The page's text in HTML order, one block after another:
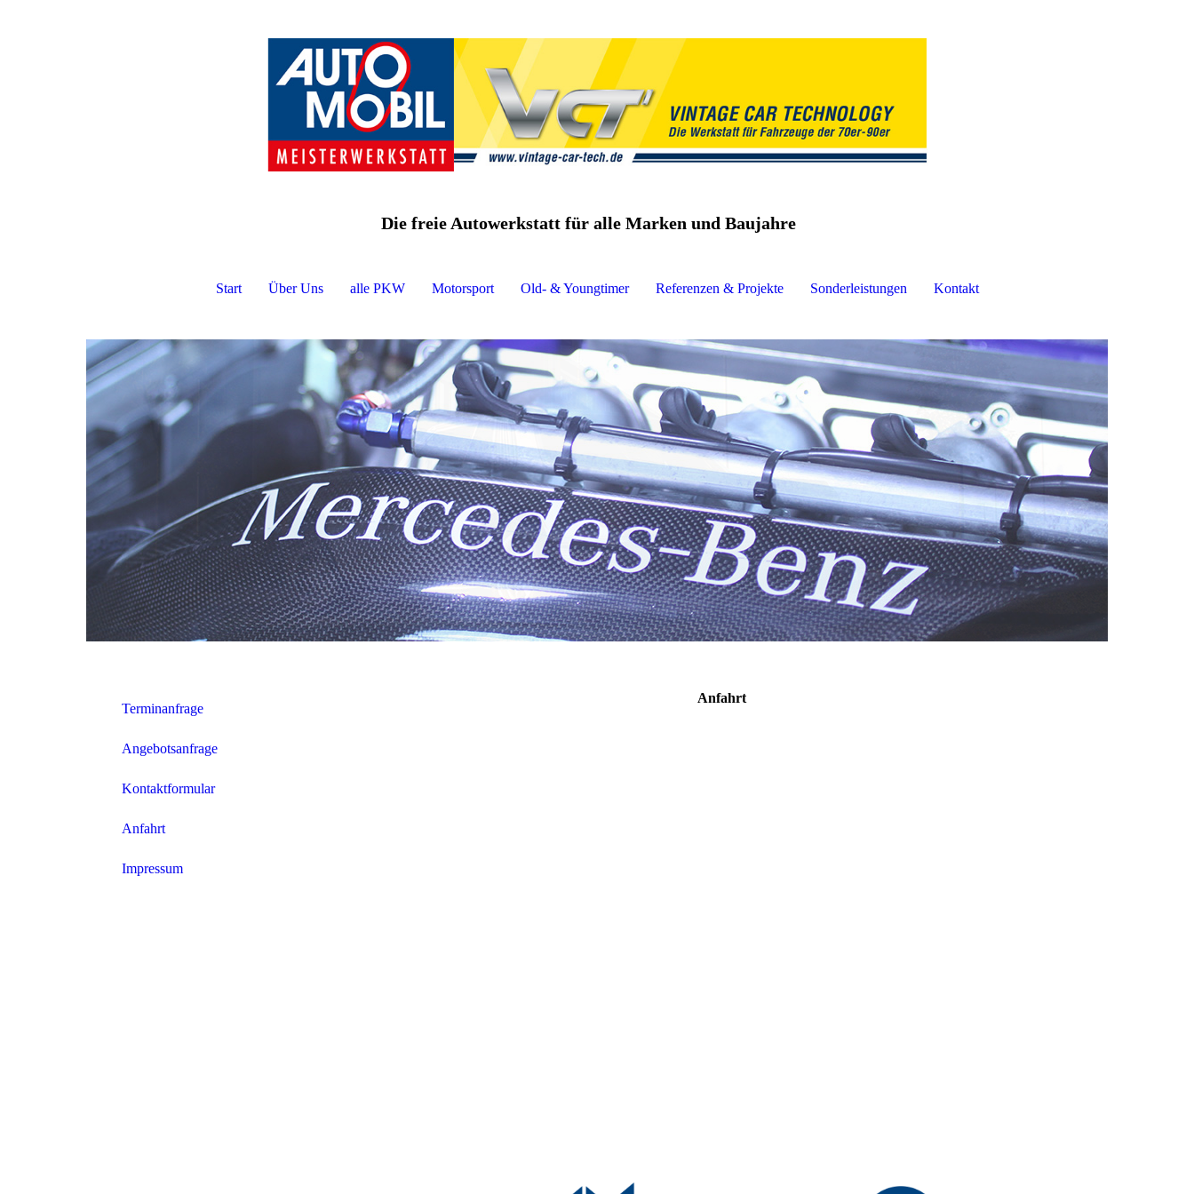
Die freie Autowerkstatt für alle Marken und Baujahre
Start Über Uns alle PKW Motorsport Old- & Youngtimer Referenzen & Projekte Sonderleistungen Kontakt
Terminanfrage
Angebotsanfrage
Kontaktformular
Anfahrt
Impressum
Anfahrt